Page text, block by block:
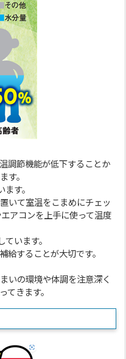
調節機能が低下することか
す。
す。
いて室温をこまめにチェッ
アコンを上手に使って温度
います。
することが大切です。
いの環境や体調を注意深く
てきます。